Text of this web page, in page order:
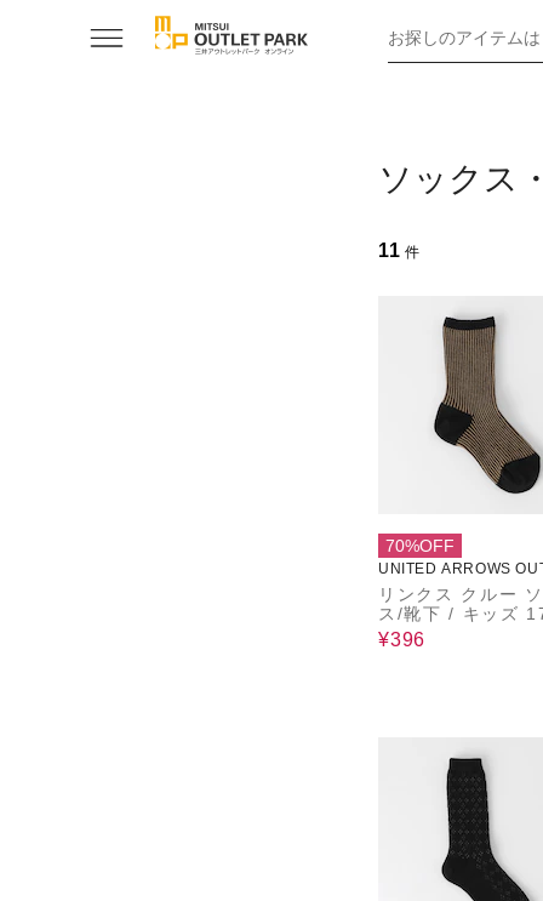
お探しのアイテム
ソックス
11 件
70%OFF
UNITED ARROWS
リンクス クルー
ス/靴下 / キッズ 17cm-
19cm
¥396